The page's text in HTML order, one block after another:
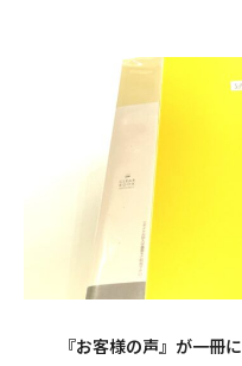
『お客様の声』が一冊